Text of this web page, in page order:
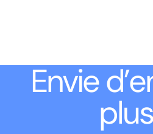
Envie